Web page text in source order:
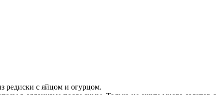
редиски с яйцом и огурцом.